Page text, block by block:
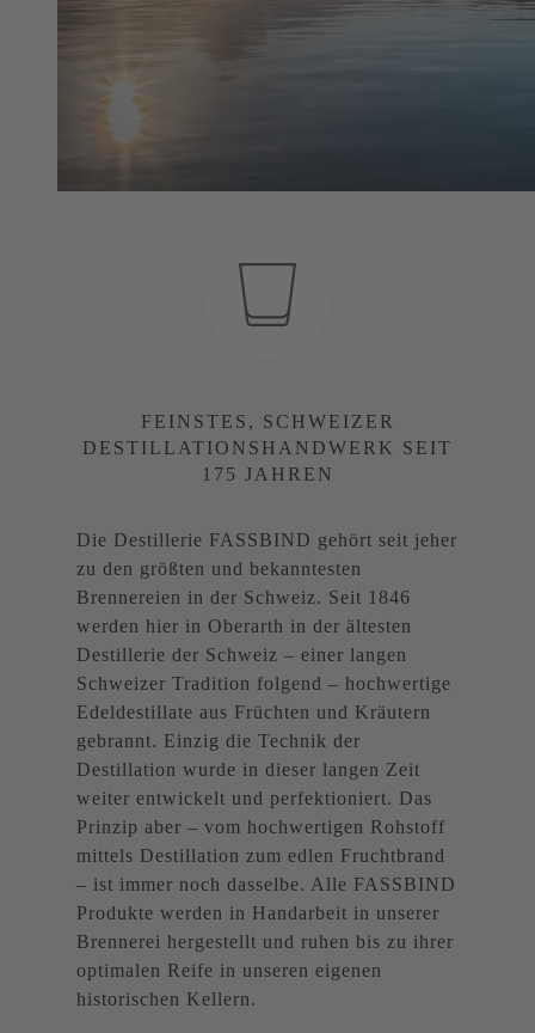
FEINSTES, SCHWEIZER
DESTILLATIONSHANDWERK SEIT
175 JAHREN
Die Destillerie FASSBIND gehört seit jeher
zu den größten und bekanntesten
Brennereien in der Schweiz. Seit 1846
werden hier in Oberarth in der ältesten
Destillerie der Schweiz – einer langen
Schweizer Tradition folgend – hochwertige
Edeldestillate aus Früchten und Kräutern
gebrannt. Einzig die Technik der
Destillation wurde in dieser langen Zeit
weiter entwickelt und perfektioniert. Das
Prinzip aber – vom hochwertigen Rohstoff
mittels Destillation zum edlen Fruchtbrand
– ist immer noch dasselbe. Alle FASSBIND
Produkte werden in Handarbeit in unserer
Brennerei hergestellt und ruhen bis zu ihrer
optimalen Reife in unseren eigenen
historischen Kellern.